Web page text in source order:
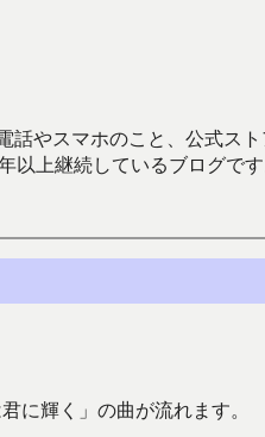
やスマホのこと、公式ス
以上継続しているブログ
に輝く」の曲が流れます。